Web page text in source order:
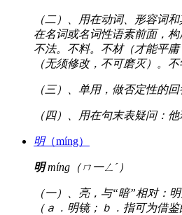
（二）、用在动词、形容词
在名词或名词性语素前面，构
不法。不料。不材（才能平
（无须修改，不可磨灭）。
（三）、单用，做否定性的
（四）、用在句末表疑问：
明（míng）
明míng（ㄇ一ㄥˊ）
（一）、亮，与“暗”相对：
（ａ．明镜；ｂ．指可为借